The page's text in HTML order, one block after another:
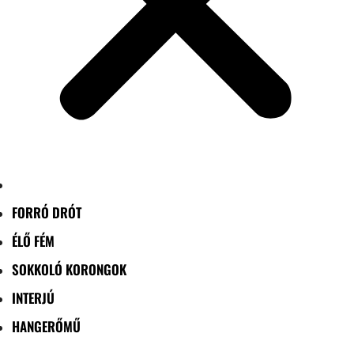
FORRÓ DRÓT
ÉLŐ FÉM
SOKKOLÓ KORONGOK
INTERJÚ
HANGERŐMŰ